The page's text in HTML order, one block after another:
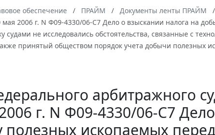
обеспечение ПРАЙМ Документы ленты ПРАЙМ
мая 2006 г. N Ф09-4330/06-С7 Дело о взыскании налога на
судами не исследовались обстоятельства, связанные с
принятый обществом порядок учета добычи полезных
арбитражного
г. N Ф09-4330/06-С7
полезных ископаемых